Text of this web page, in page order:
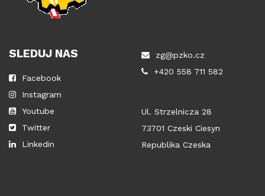
SLEDUJ NAS
Facebook
Instagram
Youtube
Twitter
Linkedin
zg@pzko.cz
+420 558 711 582
Ul. Strzelnicza 28
73701 Czeski Ciesyn
Republika Czeska